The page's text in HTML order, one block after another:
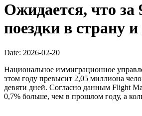
Ожидается, что за
поездки в страну
Date: 2026-02-20
Национальное иммиграционное
этом году превысит 2,05 миллиона
девяти дней. Согласно данным Flight
0,7% больше, чем в прошлом году, а